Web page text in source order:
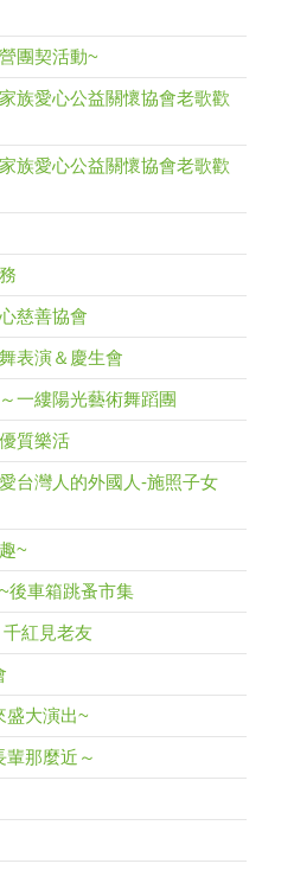
團契活動~
族愛心公益關懷協會老歌歡
族愛心公益關懷協會老歌歡
慈善協會
表演＆慶生會
一縷陽光藝術舞蹈團
質樂活
台灣人的外國人-施照子女
~
後車箱跳蚤市集
紅見老友
盛大演出~
輩那麼近～